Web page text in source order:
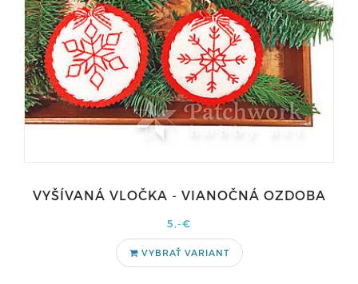
VYŠÍVANÁ VLOČKA - VIANOČNÁ OZDOBA
5,-€
VYBRAŤ VARIANT